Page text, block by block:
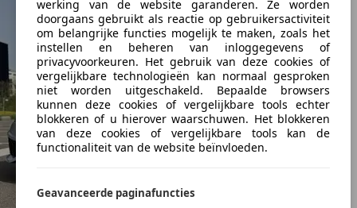
werking van de website garanderen. Ze worden
doorgaans gebruikt als reactie op gebruikersactiviteit
om belangrijke functies mogelijk te maken, zoals het
instellen en beheren van inloggegevens of
privacyvoorkeuren. Het gebruik van deze cookies of
vergelijkbare technologieën kan normaal gesproken
niet worden uitgeschakeld. Bepaalde browsers
kunnen deze cookies of vergelijkbare tools echter
blokkeren of u hierover waarschuwen. Het blokkeren
van deze cookies of vergelijkbare tools kan de
functionaliteit van de website beïnvloeden.
Geavanceerde paginafuncties